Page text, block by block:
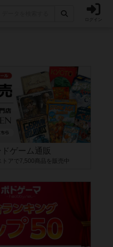
ログイン
ゲーム通販
トアで7,500商品を販売中